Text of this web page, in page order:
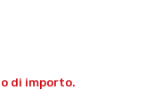
di importo.